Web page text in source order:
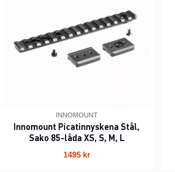
INNOMOUNT
Innomount Picatinnyskena Stål,
Sako 85-låda XS, S, M, L
1495 kr